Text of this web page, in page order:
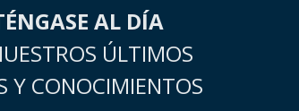
AL DÍA
ÚLTIMOS
Y CONOCIMIENTOS